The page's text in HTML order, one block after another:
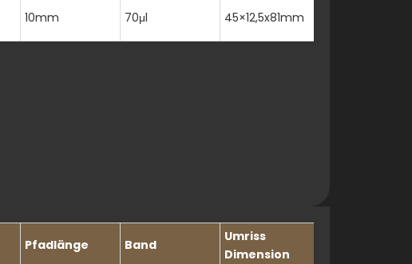
10mm 70μl 45×12,5x81mm
Pfadlänge Band
Umriss
Dimension